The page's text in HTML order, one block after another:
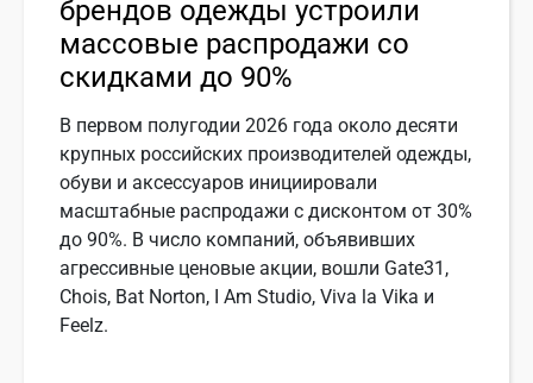
брендов одежды устроили
массовые распродажи со
скидками до 90%
В первом полугодии 2026 года около десяти
крупных российских производителей одежды,
обуви и аксессуаров инициировали
масштабные распродажи с дисконтом от 30%
до 90%. В число компаний, объявивших
агрессивные ценовые акции, вошли Gate31,
Chois, Bat Norton, I Am Studio, Viva la Vika и
Feelz.